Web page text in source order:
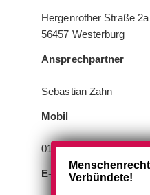
Hergenrother Straße 2a
56457 Westerburg
Ansprechpartner
Sebastian Zahn
Mobil
0179 4286499
E-MailVerbündete!